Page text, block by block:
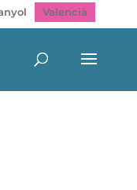
Valencià